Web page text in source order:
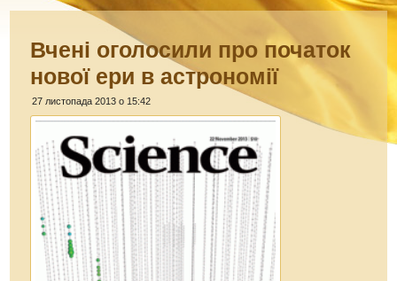
Вчені оголосили про початок
нової ери в астрономії
27 листопада 2013 о 15:42